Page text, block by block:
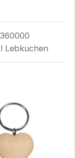
360000
Lebkuchen